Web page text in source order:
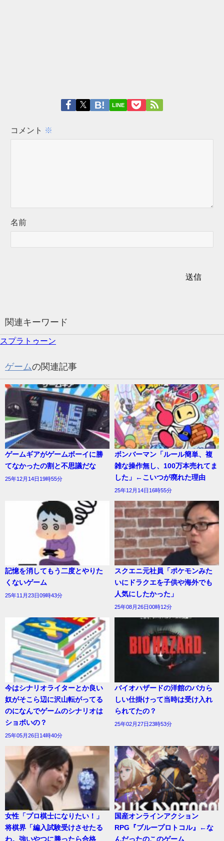
LINE
コメント ※
名前
関連キーワード
スプラトゥーン
ゲームの関連記事
ゲームギアがゲームボーイに勝
てなかったの割と不思議だな
25年12月14日19時55分
ボンバーマン「ルール簡単、複
雑な操作無し、100万本売れてま
した」←こいつが廃れた理由
25年12月14日16時55分
記憶を消してもう二度とやりた
くないゲーム
25年11月23日09時43分
スクエニ元社員「ポケモンみた
いにドラクエを子供や海外でも
人気にしたかった」
25年08月26日00時12分
今はシナリオライターとか良い
奴がそこら辺に沢山転がってる
のになんでゲームのシナリオは
ショボいの？
25年05月26日14時40分
バイオハザードの洋館のバカら
しい仕掛けって当時は受け入れ
られてたの？
25年02月27日23時53分
女性「プロ棋士になりたい！」
将棋界「編入試験受けさせたる
わ。強いやつに勝ったら合格
国産オンラインアクション
RPG『ブループロトコル』←な
んだったのこのゲーム